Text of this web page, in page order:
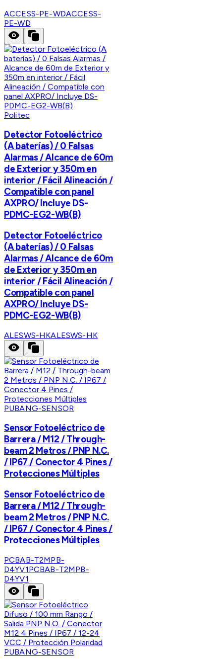
ACCESS-PE-WDACCESS-
PE-WD
Politec
Detector Fotoeléctrico
(A baterías) / 0 Falsas
Alarmas / Alcance de 60m
de Exterior y 350m en
interior / Fácil Alineación /
Compatible con panel
AXPRO/ Incluye DS-
PDMC-EG2-WB(B)
Detector Fotoeléctrico
(A baterías) / 0 Falsas
Alarmas / Alcance de 60m
de Exterior y 350m en
interior / Fácil Alineación /
Compatible con panel
AXPRO/ Incluye DS-
PDMC-EG2-WB(B)
ALESWS-HKALESWS-HK
PUBANG-SENSOR
Sensor Fotoeléctrico de
Barrera / M12 / Through-
beam 2 Metros / PNP N.C.
/ IP67 / Conector 4 Pines /
Protecciones Múltiples
Sensor Fotoeléctrico de
Barrera / M12 / Through-
beam 2 Metros / PNP N.C.
/ IP67 / Conector 4 Pines /
Protecciones Múltiples
PCBAB-T2MPB-
D4YV1PCBAB-T2MPB-
D4YV1
PUBANG-SENSOR